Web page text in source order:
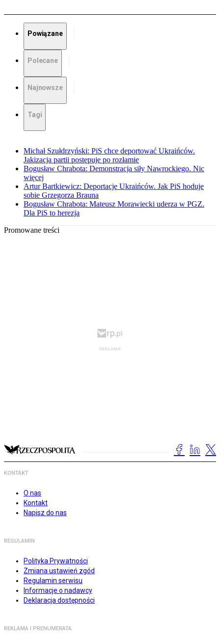
Powiązane
Polecane
Najnowsze
Tagi
Michał Szułdrzyński: PiS chce deportować Ukraińców.
Jakizacja partii postępuje po rozłamie
Bogusław Chrabota: Demonstracja siły Nawrockiego. Nic
więcej
Artur Bartkiewicz: Deportacje Ukraińców. Jak PiS hoduje
sobie Grzegorza Brauna
Bogusław Chrabota: Mateusz Morawiecki uderza w PGZ.
Dla PiS to herezja
Promowane treści
KONTAKT
O nas
Kontakt
Napisz do nas
REGULAMIN
Polityka Prywatności
Zmiana ustawień zgód
Regulamin serwisu
Informacje o nadawcy
Deklaracja dostępności
REKLAMA I PRENUMERATA